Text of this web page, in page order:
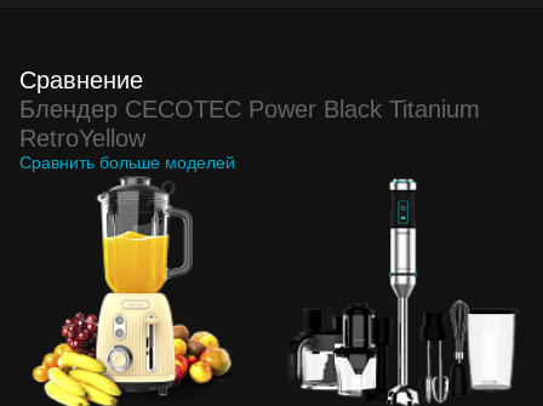
Сравнение
Блендер CECOTEC Power Black Titanium
RetroYellow
Сравнить больше моделей